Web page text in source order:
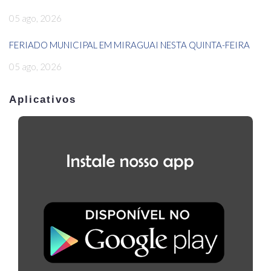
05 ago, 2026
FERIADO MUNICIPAL EM MIRAGUAI NESTA QUINTA-FEIRA
05 ago, 2026
Aplicativos